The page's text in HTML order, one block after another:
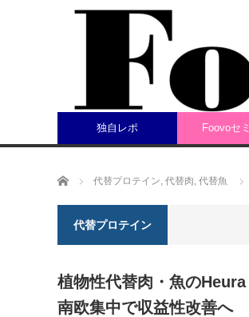
独自レポ Foovoセ
ホーム 代替プロテイン, 代替肉, 代替魚
代替プロテイン
植物性代替肉・魚の
南欧集中で収益性改善へ